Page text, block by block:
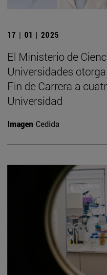
17 | 01 | 2025
El Ministerio de
Universidades
Fin de Carrera a
Universidad
Imagen Cedida